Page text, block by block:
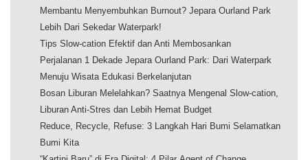
Membantu Menyembuhkan Burnout? Jepara Ourland Park
Lebih Dari Sekedar Waterpark!
Tips Slow-cation Efektif dan Anti Membosankan
Perjalanan 1 Dekade Jepara Ourland Park: Dari Waterpark
Menuju Wisata Edukasi Berkelanjutan
Bosan Liburan Melelahkan? Saatnya Mengenal Slow-cation,
Liburan Anti-Stres dan Lebih Hemat Budget
Reduce, Recycle, Refuse: 3 Langkah Hari Bumi Selamatkan
Bumi Kita